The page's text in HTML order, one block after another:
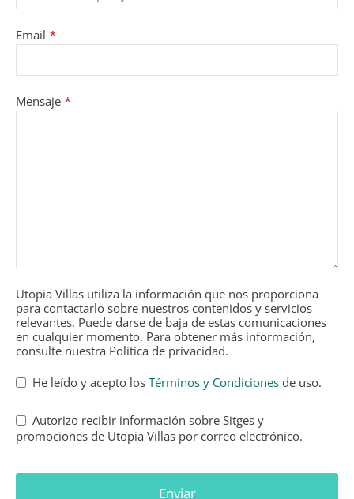
Email *
Mensaje *
Utopia Villas utiliza la información que nos proporciona
para contactarlo sobre nuestros contenidos y servicios
relevantes. Puede darse de baja de estas comunicaciones
en cualquier momento. Para obtener más información,
consulte nuestra Política de privacidad.
He leído y acepto los Términos y Condiciones de uso.
Autorizo recibir información sobre Sitges y
promociones de Utopia Villas por correo electrónico.
Enviar